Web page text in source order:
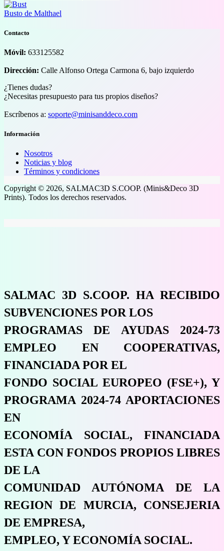
Busto de Malthael
Contacto
Móvil: 633125582
Dirección: Calle Alfonso Ortega Carmona 6, bajo izquierdo
¿Tienes dudas?
¿Necesitas presupuesto para tus propios diseños?
Escríbenos a: soporte@minisanddeco.com
Información
Nosotros
Noticias y blog
Términos y condiciones
Copyright © 2026, SALMAC3D S.COOP. (Minis&Deco 3D
Prints). Todos los derechos reservados.
SALMAC 3D S.COOP. HA RECIBIDO
SUBVENCIONES POR LOS
PROGRAMAS DE AYUDAS 2024-73
EMPLEO EN COOPERATIVAS,
FINANCIADA POR EL
FONDO SOCIAL EUROPEO (FSE+), Y
PROGRAMA 2024-74 APORTACIONES
EN
ECONOMÍA SOCIAL, FINANCIADA
ESTA CON FONDOS PROPIOS LIBRES
DE LA
COMUNIDAD AUTÓNOMA DE LA
REGION DE MURCIA, CONSEJERIA
DE EMPRESA,
EMPLEO, Y ECONOMÍA SOCIAL.